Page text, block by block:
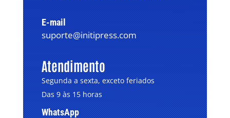
E-mail
suporte@initipress.com
Atendimento
Segunda a sexta, exceto feriados
Das 9 às 15 horas
WhatsApp